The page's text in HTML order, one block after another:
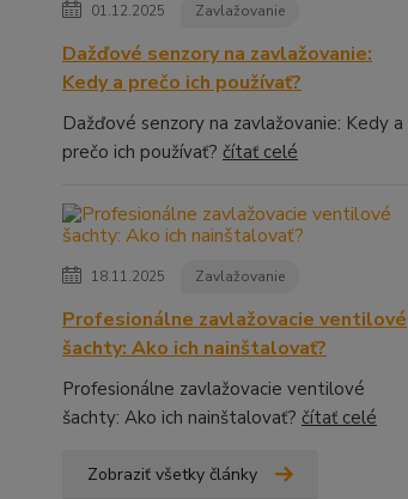
01.12.2025 Zavlažovanie
Dažďové senzory na zavlažovanie:
Kedy a prečo ich používať?
Dažďové senzory na zavlažovanie: Kedy a
prečo ich používať? čítať celé
18.11.2025 Zavlažovanie
Profesionálne zavlažovacie ventilové
šachty: Ako ich nainštalovať?
Profesionálne zavlažovacie ventilové
šachty: Ako ich nainštalovať? čítať celé
Zobraziť všetky články